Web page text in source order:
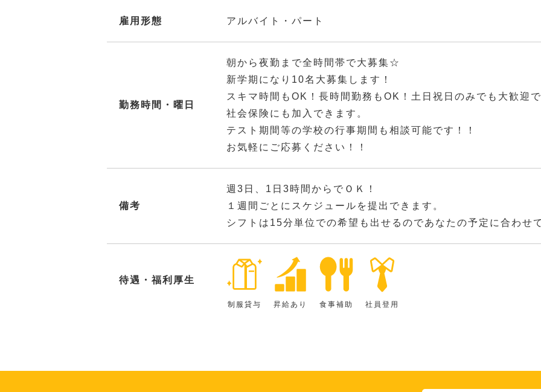
雇用形態 アルバイト・パート
勤務時間・曜日
朝から夜勤まで全時間帯で大募集☆
新学期になり10名大募集します！
スキマ時間もOK！長時間勤務もOK！土日祝日のみでも大歓迎で
社会保険にも加入できます。
テスト期間等の学校の行事期間も相談可能です！！
お気軽にご応募ください！！
備考
週3日、1日3時間からでＯＫ！
１週間ごとにスケジュールを提出できます。
シフトは15分単位での希望も出せるのであなたの予定に合わせ
待遇・福利厚生
制服貸与 昇給あり 食事補助 社員登用